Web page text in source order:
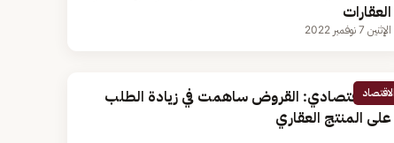
العقارات
الإثنين 7 نوفمبر 2022
الاقتصاد
خبير اقتصادي: القروض ساهمت في زيادة الطلب
على المنتج العقاري